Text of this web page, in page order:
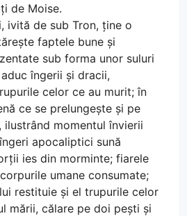
de Moise.
ivită de sub Tron, ține o
faptele bune și
sub forma unor suluri
îngerii și dracii,
celor ce au murit; în
ce se prelungește și pe
ilustrând momentul învierii
apocaliptici sună
ies din morminte; fiarele
umane consumate;
restituie și el trupurile celor
mării, călare pe doi pești și